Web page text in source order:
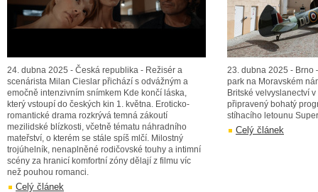
24. dubna 2025 - Česká republika - Režisér a
scenárista Milan Cieslar přichází s odvážným a
emočně intenzivním snímkem Kde končí láska,
který vstoupí do českých kin 1. května. Eroticko-
romantické drama rozkrývá temná zákoutí
mezilidské blízkosti, včetně tématu náhradního
mateřství, o kterém se stále spíš mlčí. Milostný
trojúhelník, nenaplněné rodičovské touhy a intimní
scény za hranicí komfortní zóny dělají z filmu víc
než pouhou romanci.
Celý článek
23. dubna 2025 - Brno
park na Moravském
Britské velvyslanectví
připravený bohatý
stíhacího letounu
Celý článek